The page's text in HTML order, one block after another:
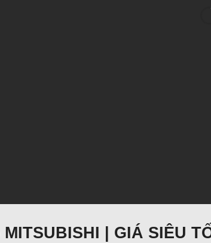
MITSUBISHI | GIÁ SIÊU